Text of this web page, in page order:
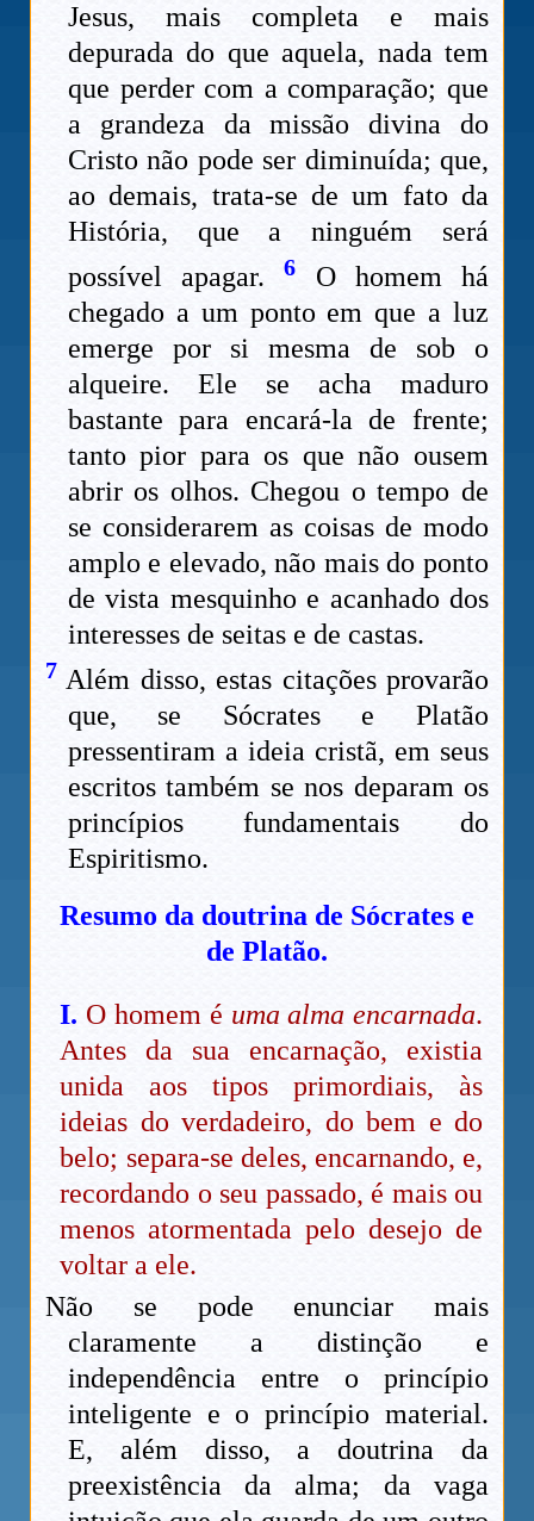
Jesus, mais completa e mais
depurada do que aquela, nada tem
que perder com a comparação; que
a grandeza da missão divina do
Cristo não pode ser diminuída; que,
ao demais, trata-se de um fato da
História, que a ninguém será
possível apagar.6
O homem há
chegado a um ponto em que a luz
emerge por si mesma de sob o
alqueire. Ele se acha maduro
bastante para encará-la de frente;
tanto pior para os que não ousem
abrir os olhos. Chegou o tempo de
se considerarem as coisas de modo
amplo e elevado, não mais do ponto
de vista mesquinho e acanhado dos
interesses de seitas e de castas.
7 Além disso, estas citações provarão
que, se Sócrates e Platão
pressentiram a ideia cristã, em seus
escritos também se nos deparam os
princípios fundamentais do
Espiritismo.
Resumo da doutrina de Sócrates e
de Platão.
I. O homem é uma alma encarnada.
Antes da sua encarnação, existia
unida aos tipos primordiais, às
ideias do verdadeiro, do bem e do
belo; separa-se deles, encarnando, e,
recordando o seu passado, é mais ou
menos atormentada pelo desejo de
voltar a ele.
Não se pode enunciar mais
claramente a distinção e
independência entre o princípio
inteligente e o princípio material.
E, além disso, a doutrina da
preexistência da alma; da vaga